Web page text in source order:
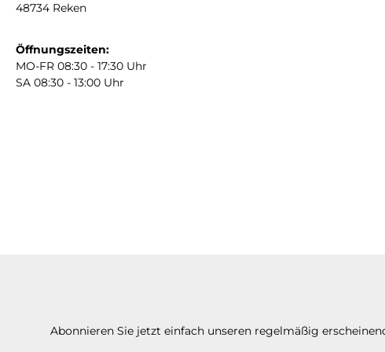
48734 Reken
Öffnungszeiten:
MO-FR 08:30 - 17:30 Uhr
SA 08:30 - 13:00 Uhr
Abonnieren Sie jetzt einfach unseren regelmäßig